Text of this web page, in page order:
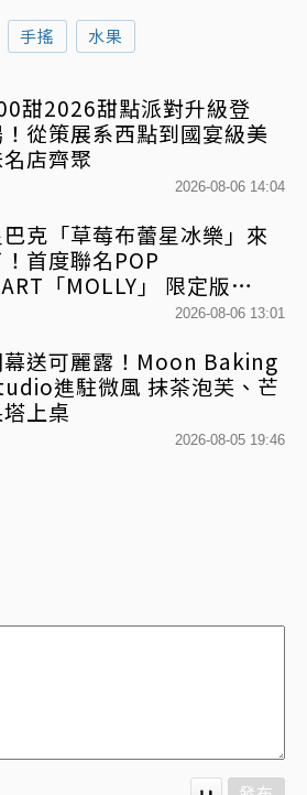
手搖 水果
甜2026甜點派對升級登
從策展系西點到國宴級美
店齊聚
2026-08-06 14:04
克「草莓布蕾星冰樂」來
！首度聯名POP
「MOLLY」 限定版
MOLLYｘBearista小熊杯」
2026-08-06 13:01
幕送可麗露！Moon Baking
進駐微風 抹茶泡芙、芒
上桌
2026-08-05 19:46